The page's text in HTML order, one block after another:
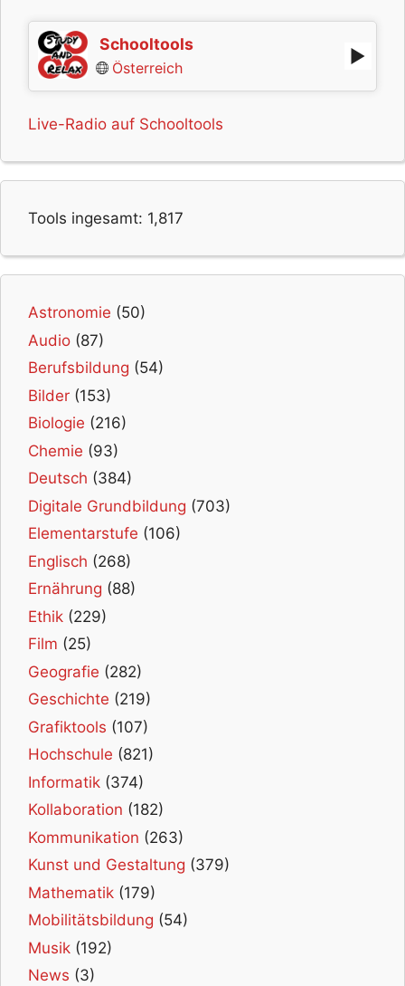
Schooltools
Österreich
Live-Radio auf Schooltools
Tools ingesamt: 1,817
Astronomie (50)
Audio (87)
Berufsbildung (54)
Bilder (153)
Biologie (216)
Chemie (93)
Deutsch (384)
Digitale Grundbildung (703)
Elementarstufe (106)
Englisch (268)
Ernährung (88)
Ethik (229)
Film (25)
Geografie (282)
Geschichte (219)
Grafiktools (107)
Hochschule (821)
Informatik (374)
Kollaboration (182)
Kommunikation (263)
Kunst und Gestaltung (379)
Mathematik (179)
Mobilitätsbildung (54)
Musik (192)
News (3)